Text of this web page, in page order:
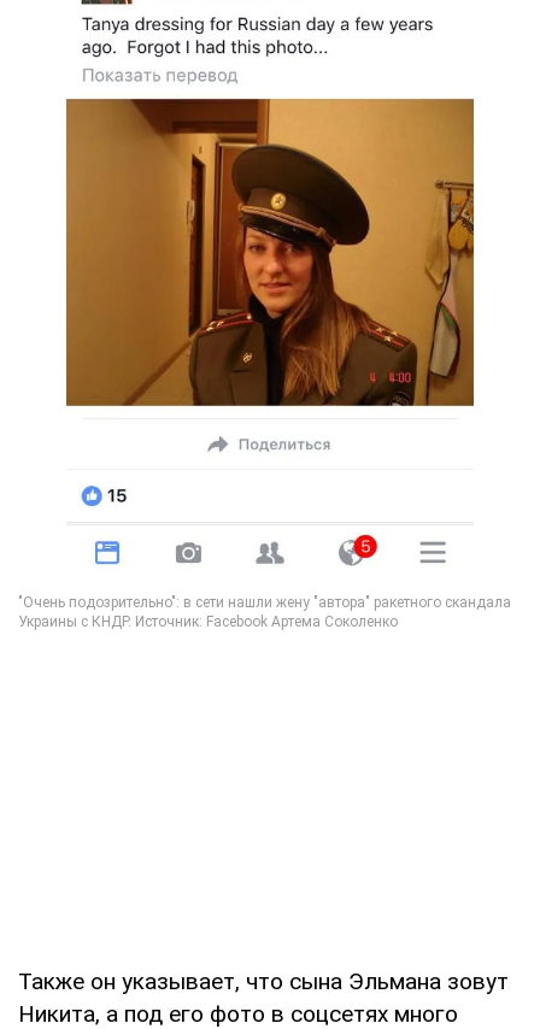
Также он указывает, что сына Эльмана зовут
Никита, а под его фото в соцсетях много